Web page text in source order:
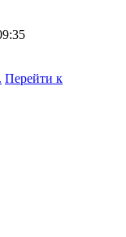
Перейти к